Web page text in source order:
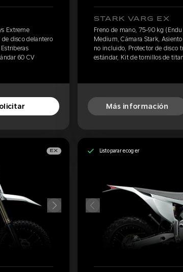
Extreme
disco delantero
60 CV
STARK VARG EX
Freno de mano, 75-90 kg
Medium, Cámara Stark,
no incluido, Protector de disco
estándar, Kit de tornillos de
Más información
EX Listo para recoger